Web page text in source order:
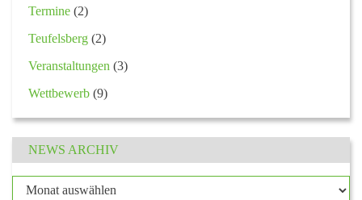
Termine (2)
Teufelsberg (2)
Veranstaltungen (3)
Wettbewerb (9)
NEWS ARCHIV